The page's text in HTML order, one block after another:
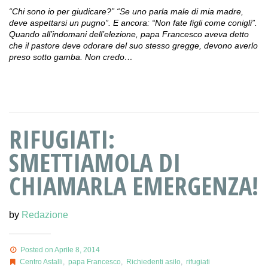
“Chi sono io per giudicare?” “Se uno parla male di mia madre,
deve aspettarsi un pugno”. E ancora: “Non fate figli come conigli”.
Quando all’indomani dell’elezione, papa Francesco aveva detto
che il pastore deve odorare del suo stesso gregge, devono averlo
preso sotto gamba. Non credo…
RIFUGIATI:
SMETTIAMOLA DI
CHIAMARLA EMERGENZA!
by Redazione
Posted on Aprile 8, 2014
Centro Astalli, papa Francesco, Richiedenti asilo, rifugiati